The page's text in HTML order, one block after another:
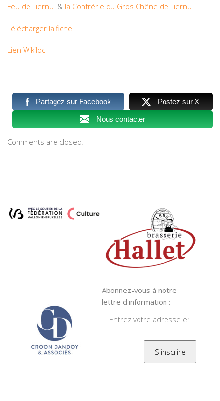
Feu de Liernu & la Confrérie du Gros Chêne de Liernu
Télécharger la fiche
Lien Wikiloc
Partagez sur Facebook Postez sur X
Nous contacter
Comments are closed.
Abonnez-vous à notre
lettre d'information :